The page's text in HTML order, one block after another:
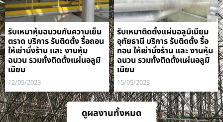
รับเหมาหุ้มฉนวนกันความเย็น
ตราด บริการ รับติดตั้ง รื้อถอน
ให้เช่านั่งร้าน และ งานหุ้ม
ฉนวน รวมทั้งติดตั้งแผ่นอลูมิ
เนียม
12/05/2023
รับเหมาติดตั้งแผ่นอลูมิเนียม
อุทัยธานี บริการ รับติดตั้ง รื้อ
ถอน ให้เช่านั่งร้าน และ งานหุ้ม
ฉนวน รวมทั้งติดตั้งแผ่นอลูมิ
เนียม
15/05/2023
ดูผลงานทั้งหมด